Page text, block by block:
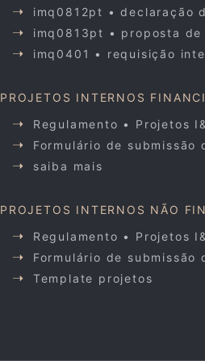
imq0812pt • declaração
imq0813pt • proposta de
imq0401 • requisição
PROJETOS INTERNOS
Regulamento • Projetos
Formulário de
saiba mais
PROJETOS INTERNOS NÃO
Regulamento • Projetos
Formulário de submissão
Template projetos